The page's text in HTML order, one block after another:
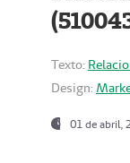
Texto:
Design:
01 de abril,